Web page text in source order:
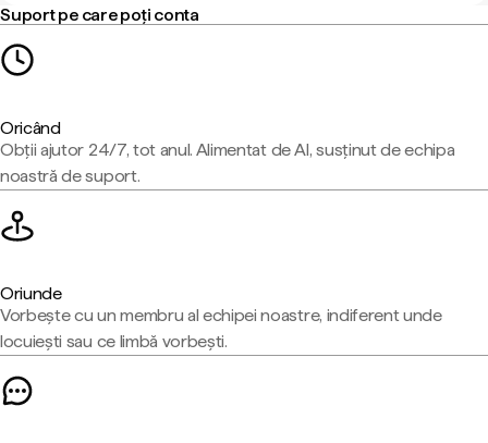
Suport pe care poți conta
Oricând
Obții ajutor 24/7, tot anul. Alimentat de AI, susținut de echipa
noastră de suport.
Oriunde
Vorbește cu un membru al echipei noastre, indiferent unde
locuiești sau ce limbă vorbești.